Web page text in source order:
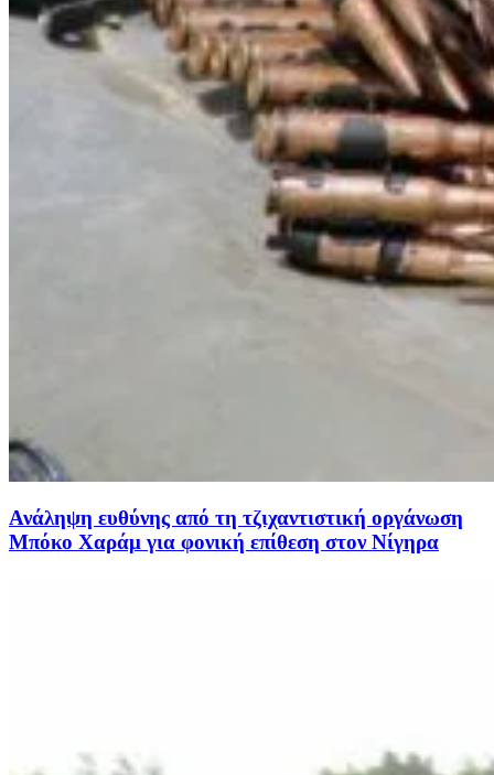
Ανάληψη ευθύνης από τη τζιχαντιστική οργάνωση
Μπόκο Χαράμ για φονική επίθεση στον Νίγηρα